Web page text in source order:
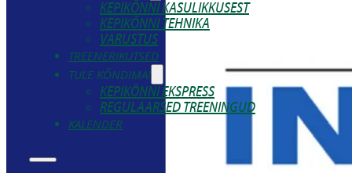
KEPIKÕNNI KASULIKKUSEST
KEPIKÕNNI TEHNIKA
VARUSTUS
TREENERIKUTSED
TULE KÕNDIMA!
KEPIKÕNNI EKSPRESS
REGULAARSED TREENINGUD
KALENDER